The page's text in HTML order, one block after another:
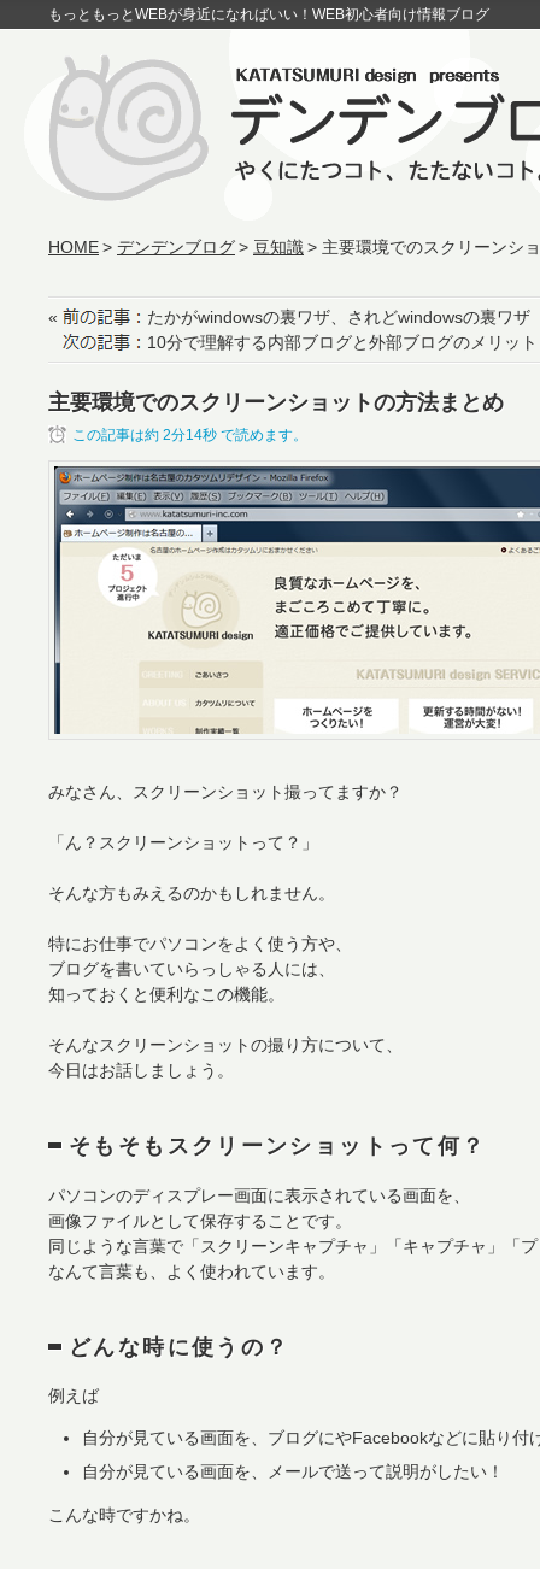
もっともっとWEBが身近になればいい！WEB初心者向け情報ブログ
HOME デンデンブログ 豆知識 主要環境でのスクリーンシ
«
たかがwindowsの裏ワザ、されどwindowsの裏ワザ
10分で理解する内部ブログと外部ブログのメリッ
主要環境でのスクリーンショットの方法まとめ
この記事は約 2分14秒 で読めます。
みなさん、スクリーンショット撮ってますか？
「ん？スクリーンショットって？」
そんな方もみえるのかもしれません。
特にお仕事でパソコンをよく使う方や、
ブログを書いていらっしゃる人には、
知っておくと便利なこの機能。
そんなスクリーンショットの撮り方について、
今日はお話しましょう。
そもそもスクリーンショットって何？
パソコンのディスプレー画面に表示されている画面を、
画像ファイルとして保存することです。
同じような言葉で「スクリーンキャプチャ」「キャプチャ」「
なんて言葉も、よく使われています。
どんな時に使うの？
例えば
自分が見ている画面を、ブログにやFacebookなどに貼り付
自分が見ている画面を、メールで送って説明がしたい！
こんな時ですかね。